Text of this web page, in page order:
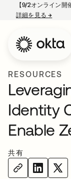
【9/2オンライン
詳細を見る→
RESOURCES
Identity
Enable
共有